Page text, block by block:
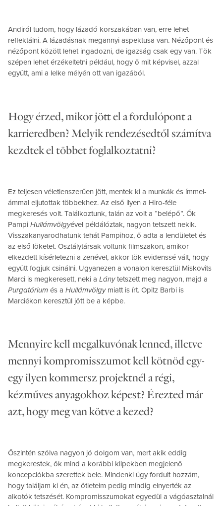
Andiról tudom, hogy lázadó korszakában van, erre lehet
reflektálni. A lázadásnak megannyi aspektusa van. Nézőpont és
nézőpont között lehet ingadozni, de igazság csak egy van. Tök
szépen lehet érzékeltetni például, hogy ő mit képvisel, azzal
együtt, ami a lelke mélyén ott van igazából.
Hogy érzed, mikor jött el a fordulópont a
karrieredben? Melyik rendezésedtől számítva
kezdtek el többet foglalkoztatni?
Ez teljesen véletlenszerűen jött, mentek ki a munkák és ímmel-
ámmal eljutottak többekhez. Az első ilyen a Hiro-féle
megkeresés volt. Találkoztunk, talán az volt a “belépő”. Ők
Pampi Hullámvölgyével példálóztak, nagyon tetszett nekik.
Visszakanyarodhatunk tehát Pampihoz, ő adta a lendületet és
az első löketet. Osztálytársak voltunk filmszakon, amikor
elkezdett kísérletezni a zenével, akkor tök evidenssé vált, hogy
együtt fogjuk csinálni. Ugyanezen a vonalon keresztül Miskovits
Marci is megkeresett, neki a Lánytetszett meg nagyon, majd a
Purgatórium és a Hullámvölgy miatt is írt. Opitz Barbi is
Marciékon keresztül jött be a képbe.
Mennyire kell megalkuvónak lenned, illetve
mennyi kompromisszumot kell kötnöd egy-
egy ilyen kommersz projektnél a régi,
kézműves anyagokhoz képest? Érezted már
azt, hogy meg van kötve a kezed?
Őszintén szólva nagyon jó dolgom van, mert akik eddig
megkerestek, ők mind a korábbi klipekben megjelenő
koncepciókba szerettek bele. Mindenki úgy fordult hozzám,
hogy találjam ki én, az ötleteim pedig mindig elnyerték az
alkotók tetszését. Kompromisszumokat egyedül a vágóasztalnál